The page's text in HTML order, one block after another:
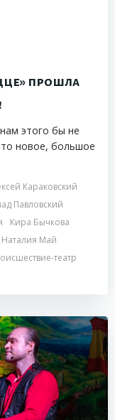
прошла
этого бы не
новое, большое
Караковский
Павловский
Кира Бычкова
Наталия Май
театр